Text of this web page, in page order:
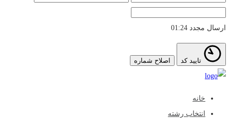
ارسال مجدد 01:24
اصلاح شماره
خانه
انتخاب رشته